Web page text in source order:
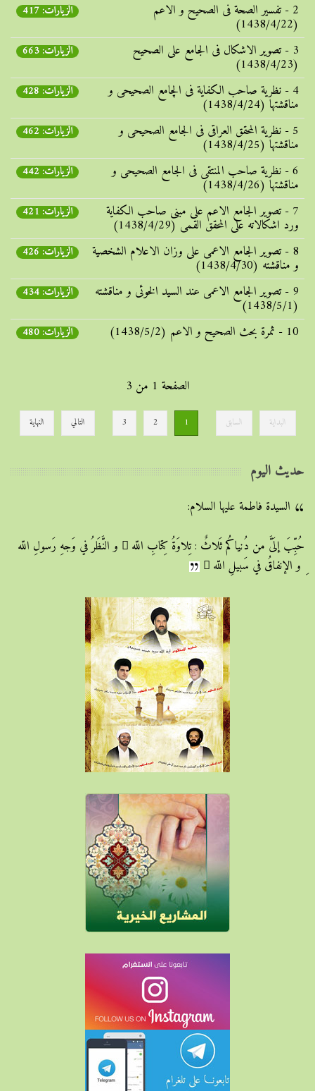
2 - تفسیر الصحة فی الصحیح و الاعم
(1438/4/22)
الزيارات: 417
3 - تصویر الاشکال فی الجامع علی الصحیح
(1438/4/23)
الزيارات: 663
4 - نظریة صاحب الکفایة فی الچامع الصحیحی و
مناقشتها (1438/4/24)
الزيارات: 428
5 - نظریة المحقق العراقی فی الجامع الصحیحی و
مناقشتها (1438/4/25)
الزيارات: 462
6 - نظریة صاحب المنتقی فی الجامع الصحیحی و
مناقشتها (1438/4/26)
الزيارات: 442
7 - تصویر الجامع الاعم علی مبنی صاحب الکفایة
ورد اشکالاته علی المحقق القمی (1438/4/29)
الزيارات: 421
8 - تصویر الجامع الاعمی علی وزان الاعلام الشخصیة
و مناقشته (1438/4/30)
الزيارات: 426
9 - تصویر الجامع الاعمی عند السید الخوئی و مناقشته
(1438/5/1)
الزيارات: 434
10 - ثمرة بحث الصحیح و الاعم (1438/5/2) الزيارات: 480
الصفحة 1 من 3
البداية السابق 1
2
3 التالي النهاية
حديث اليوم
السيدة فاطمة عليها السلام:
حُبِّبَ إلَىَّ من دُنياكُم ثَلاثٌ : تِلاوَةُ كِتابِ اللّه ِ و النَّظَرُ في وَجهِ رَسولِ اللّه
ِ و الإنفاقُ في سَبيلِ اللّه ِ